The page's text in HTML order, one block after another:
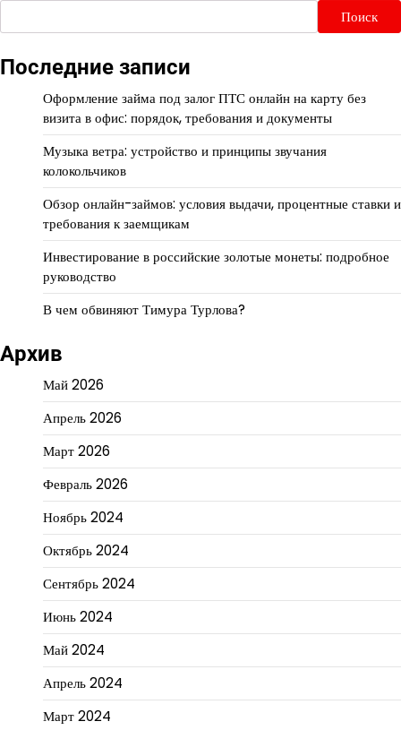
Поиск
Последние записи
Оформление займа под залог ПТС онлайн на карту без
визита в офис: порядок, требования и документы
Музыка ветра: устройство и принципы звучания
колокольчиков
Обзор онлайн-займов: условия выдачи, процентные ставки и
требования к заемщикам
Инвестирование в российские золотые монеты: подробное
руководство
В чем обвиняют Тимура Турлова?
Архив
Май 2026
Апрель 2026
Март 2026
Февраль 2026
Ноябрь 2024
Октябрь 2024
Сентябрь 2024
Июнь 2024
Май 2024
Апрель 2024
Март 2024